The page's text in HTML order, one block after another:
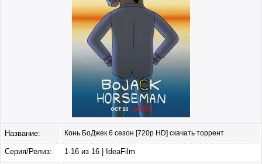
Название: Конь БоДжек 6 сезон [720p HD] скачать торрент
Серия/Релиз: 1-16 из 16 | IdeaFilm